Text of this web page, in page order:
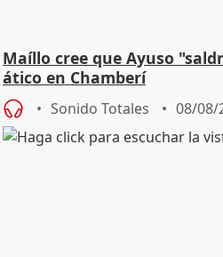
Maíllo cree que Ayuso
ático en Chamberí
Sonido Totales 08/08/